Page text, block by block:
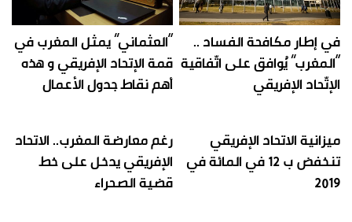
في إطار مكافحة الفساد ..
“المغرب” يُوافق على اتّفاقية
الإتّحاد الإفريقي
“العثماني” يمثل المغرب في
قمة الإتحاد الإفريقي و هذه
أهم نقاط جدول الأعمال
ميزانية الاتحاد الإفريقي
تنخفض ب 12 في المائة في
2019
رغم معارضة المغرب.. الاتحاد
الإفريقي يدخل على خط
قضية الصحراء